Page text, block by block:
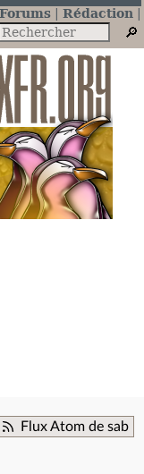
Forums
Rédaction
Flux Atom de sab